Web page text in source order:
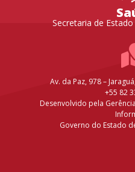
Secretaria de
Av. da Paz, 978 –
+55 82
Desenvolvido pela
Governo do Estado